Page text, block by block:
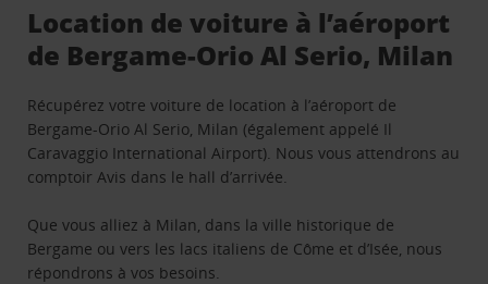
Location de voiture à l’aéroport
de Bergame-Orio Al Serio, Milan
Récupérez votre voiture de location à l’aéroport de
Bergame-Orio Al Serio, Milan (également appelé Il
Caravaggio International Airport). Nous vous attendrons au
comptoir Avis dans le hall d’arrivée.
Que vous alliez à Milan, dans la ville historique de
Bergame ou vers les lacs italiens de Côme et d’Isée, nous
répondrons à vos besoins.